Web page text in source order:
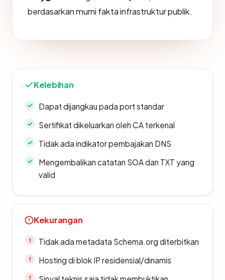
berdasarkan murni fakta infrastruktur publik.
Kelebihan
Dapat dijangkau pada port standar
Sertifikat dikeluarkan oleh CA terkenal
Tidak ada indikator pembajakan DNS
Mengembalikan catatan SOA dan TXT yang
valid
Kekurangan
Tidak ada metadata Schema.org diterbitkan
Hosting di blok IP residensial/dinamis